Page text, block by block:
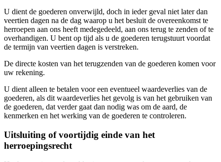
U dient de goederen onverwijld, doch in ieder geval niet later dan
veertien dagen na de dag waarop u het besluit de overeenkomst te
herroepen aan ons heeft medegedeeld, aan ons terug te zenden of te
overhandigen. U bent op tijd als u de goederen terugstuurt voordat
de termijn van veertien dagen is verstreken.
De directe kosten van het terugzenden van de goederen komen voor
uw rekening.
U dient alleen te betalen voor een eventueel waardeverlies van de
goederen, als dit waardeverlies het gevolg is van het gebruiken van
de goederen, dat verder gaat dan nodig was om de aard, de
kenmerken en het werking van de goederen te controleren.
Uitsluiting of voortijdig einde van het
herroepingsrecht